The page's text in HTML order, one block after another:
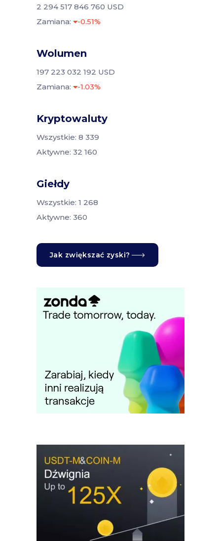
2 294 517 846 760 USD
Zamiana:
-0.51%
Wolumen
197 223 032 192 USD
Zamiana:
-1.03%
Kryptowaluty
Wszystkie: 8 339
Aktywne: 32 160
Giełdy
Wszystkie: 1 268
Aktywne: 360
Jak zwiększać zyski?